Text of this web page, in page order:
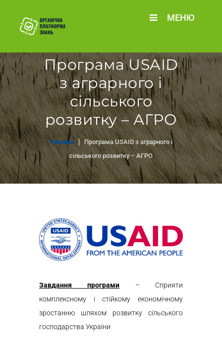
МЕНЮ
Програма USAID
з аграрного і
сільського
розвитку – АГРО
Головна
Програма USAID з аграрного і
сільського розвитку – АГРО
Завдання програми – Сприяти
комплексному і стійкому економічному
зростанню шляхом розвитку сільського
господарства України